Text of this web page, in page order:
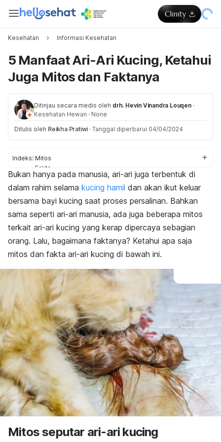
Kesehatan Informasi Kesehatan
5 Manfaat Ari-Ari Kucing, Ketahui
Juga Mitos dan Faktanya
Ditinjau secara medis oleh drh. Hevin Vinandra Louqen ·
Kesehatan Hewan · None
Ditulis oleh Reikha Pratiwi · Tanggal diperbarui 04/04/2024
Indeks: Mitos
Fakta
Manfaat
Pantangan
Bukan hanya pada manusia, ari-ari juga terbentuk di
dalam rahim selama kucing hamil dan akan ikut keluar
bersama bayi kucing saat proses persalinan. Bahkan
sama seperti ari-ari manusia, ada juga beberapa mitos
terkait ari-ari kucing yang kerap dipercaya sebagian
orang. Lalu, bagaimana faktanya? Ketahui apa saja
mitos dan fakta ari-ari kucing di bawah ini.
Mitos seputar ari-ari kucing